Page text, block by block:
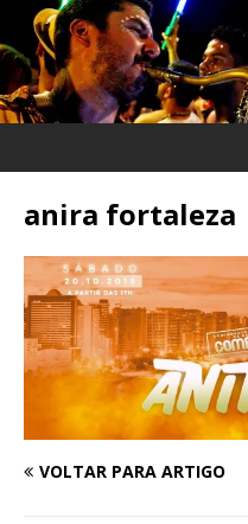
anira fortaleza
VOLTAR PARA ARTIGO